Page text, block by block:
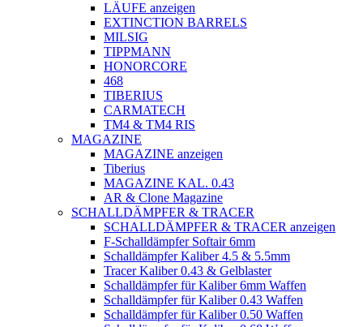
LÄUFE anzeigen
EXTINCTION BARRELS
MILSIG
TIPPMANN
HONORCORE
468
TIBERIUS
CARMATECH
TM4 & TM4 RIS
MAGAZINE
MAGAZINE anzeigen
Tiberius
MAGAZINE KAL. 0.43
AR & Clone Magazine
SCHALLDÄMPFER & TRACER
SCHALLDÄMPFER & TRACER anzeigen
F-Schalldämpfer Softair 6mm
Schalldämpfer Kaliber 4.5 & 5.5mm
Tracer Kaliber 0.43 & Gelblaster
Schalldämpfer für Kaliber 6mm Waffen
Schalldämpfer für Kaliber 0.43 Waffen
Schalldämpfer für Kaliber 0.50 Waffen